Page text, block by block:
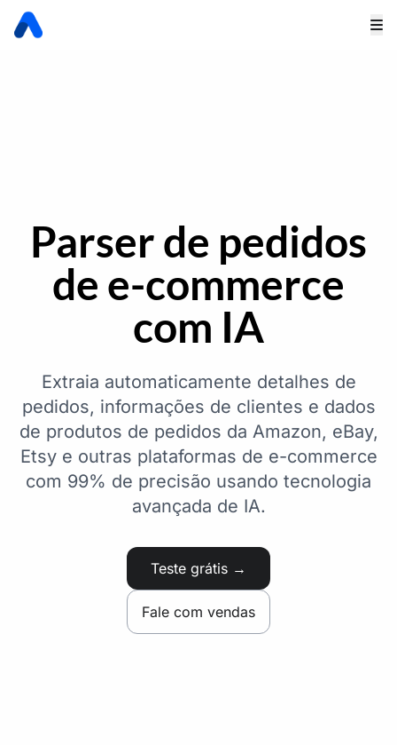
Parser de pedidos
de e-commerce
com IA
Extraia automaticamente detalhes de
pedidos, informações de clientes e dados
de produtos de pedidos da Amazon, eBay,
Etsy e outras plataformas de e-commerce
com 99% de precisão usando tecnologia
avançada de IA.
Teste grátis →
Fale com vendas